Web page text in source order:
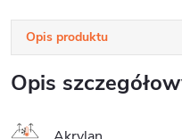
Opis produktu
Opis